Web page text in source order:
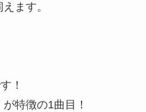
ます。
！
特徴の1曲目！